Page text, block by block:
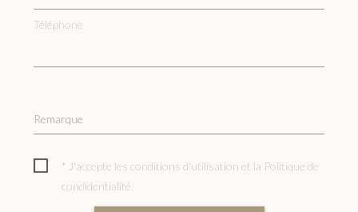
Téléphone
Remarque
* J'accepte les conditions d'utilisation et la Politique de
condidentialité